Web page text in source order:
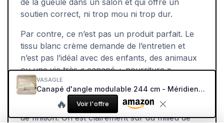
soutien correct, ni trop mou ni trop dur.
Par contre, ce n’est pas un produit parfait. Le
tissu blanc crème demande de l’entretien et
n’est pas l’idéal avec des enfants, des animaux
ou une vie très « canapé + nourriture ».
L’absence de housses amovibles complique un
peu le nettoyage, et certains exemplaires
semblent avoir des petits défauts de forme ou
de finition. On est clairement sur du milieu de
VASAGLE
Canapé d'angle modulable 244 cm - Méridienne gauche - Blanc crème (livré compressé, sans montage)
🔥 Voir l'offre